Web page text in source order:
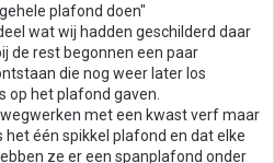
plafond doen"
wat wij hadden geschilderd daar
de rest begonnen een paar
die nog weer later los
op het plafond gaven.
met een kwast verf maar
één spikkel plafond en dat elke
ze er een spanplafond onder